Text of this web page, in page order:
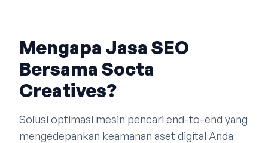
Mengapa Jasa SEO
Bersama Socta
Creatives?
Solusi optimasi mesin pencari end-to-end yang
mengedepankan keamanan aset digital Anda